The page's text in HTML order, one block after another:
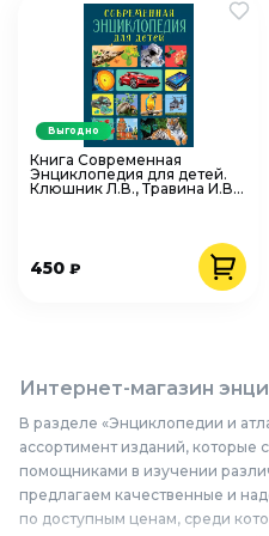
Книга Современная
Энциклопедия для детей.
Клюшник Л.В., Травина И.В.,
450 ₽
Выгодно
Интернет-магазин
В разделе «Энциклопедии и
ассортимент изданий, которые
помощниками в изучении
предлагаем качественные и
по доступным ценам, среди